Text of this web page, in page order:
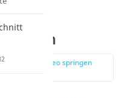
—
Stelle im Video springen